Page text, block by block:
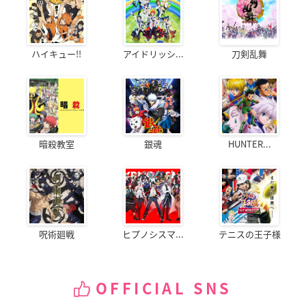
ハイキュー!! アイドリッシ... 刀剣乱舞
暗殺教室 銀魂 HUNTER...
呪術廻戦 ヒプノシスマ... テニスの王子様
OFFICIAL SNS